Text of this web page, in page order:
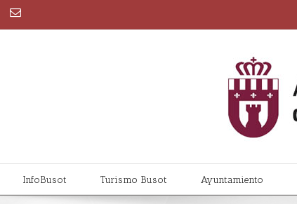
InfoBusot Turismo Busot Ayuntamiento